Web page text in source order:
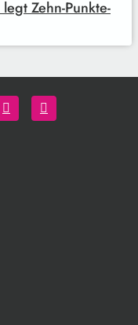
Zehn-Punkte-